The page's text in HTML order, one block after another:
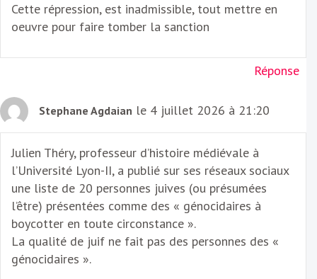
Cette répression, est inadmissible, tout mettre en
oeuvre pour faire tomber la sanction
Réponse
Stephane Agdaian le 4 juillet 2026 à 21:20
Julien Théry, professeur d’histoire médiévale à
l’Université Lyon-II, a publié sur ses réseaux sociaux
une liste de 20 personnes juives (ou présumées
l’être) présentées comme des « génocidaires à
boycotter en toute circonstance ».
La qualité de juif ne fait pas des personnes des «
génocidaires ».